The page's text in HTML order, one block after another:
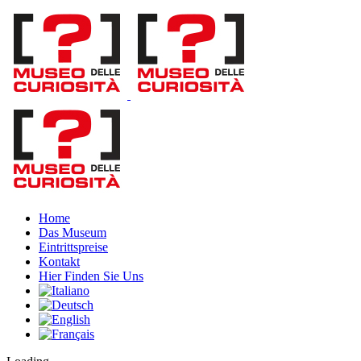
Skip
Home
Das Museum
Eintrittspreise
Kontakt
Hier Finden Sie Uns